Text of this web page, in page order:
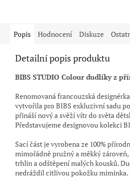
Popis Hodnocení Diskuze
Detailní popis produktu
BIBS STUDIO Colour dudlíky z
Renomovaná francouzská
vytvořila pro BIBS exkluzivní sadu
přináší nový a svěží vítr do světa
Představujeme designovou kolekci
Sací část je vyrobena ze 100%
mimořádně pružný a měkký
trhlin a odštěpení malých kousků.
nedráždil citlivou pokožku miminka.